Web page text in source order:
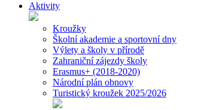
Aktivity
Kroužky
Školní akademie a sportovní dny
Výlety a školy v přírodě
Zahraniční zájezdy školy
Erasmus+ (2018-2020)
Národní plán obnovy
Turistický kroužek 2025/2026